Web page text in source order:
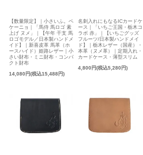
【数量限定】｜小さいふ。ペ
ケーニョ｜「馬侍 馬ロゴ 素
上げ ヌメ」｜【午年 干支 馬
ロゴモデル／日本製ハンドメ
イド】｜新喜皮革 馬革（ホ
ースハイド）姫路レザー｜小
さい財布・ミニ財布・コンパ
クト財布
14,080円(税込15,488円)
名刺入れにもなるICカードケ
ース｜「いちご王国・栃木コ
ラボ 赤」｜【いちごグッズ
フルーツ/日本製ハンドメイ
ド】｜栃木レザー（国産）・
本革（ヌメ革）｜定期入れ・
カードケース・薄型スリム
4,800円(税込5,280円)